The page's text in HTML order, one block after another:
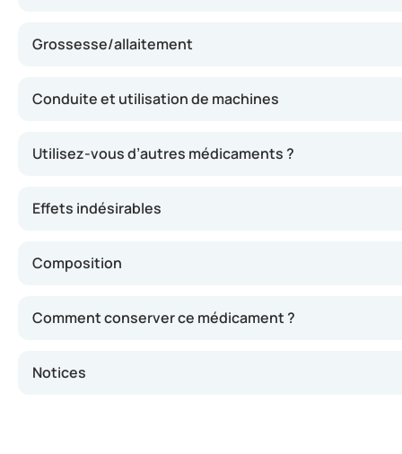
Grossesse/allaitement
Conduite et utilisation de machines
Utilisez-vous d’autres médicaments ?
Effets indésirables
Composition
Comment conserver ce médicament ?
Notices